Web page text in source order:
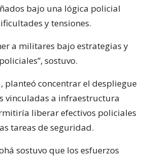
bajo una lógica policial
y tensiones.
a militares bajo estrategias y
sostuvo.
planteó concentrar el despliegue
vinculadas a infraestructura
liberar efectivos policiales
tareas de seguridad.
sostuvo que los esfuerzos